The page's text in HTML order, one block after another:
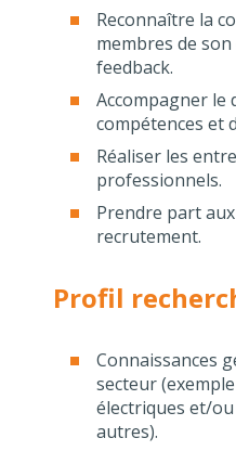
Reconnaître la
membres de
feedback.
Accompagner le
compétences et
Réaliser les
professionnels.
Prendre part
recrutement.
Profil
Connaissances
secteur
électriques et/
autres).